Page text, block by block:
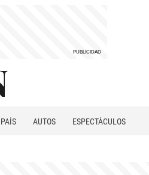
PAÍS AUTOS
ESPECTÁCULOS